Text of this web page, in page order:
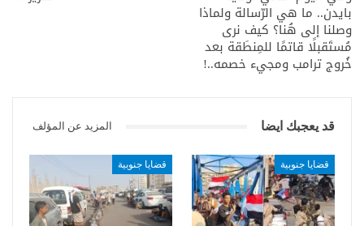
بايدن.. ما هي الرّسالة ولماذا
وصلنا إلى هُنا؟ كيف نرى
مُستَقبلًا قاتمًا للمِنطَقة بعد
خُروج ترامب ومجيء خصمه..!
قد يعجبك ايضا المزيد عن المؤلف
قضايا جنوبية قضايا جنوبية